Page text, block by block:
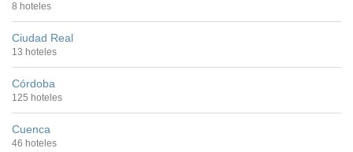
8 hoteles
Ciudad Real
13 hoteles
Córdoba
125 hoteles
Cuenca
46 hoteles